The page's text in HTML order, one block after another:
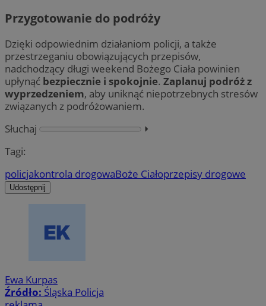
Przygotowanie do podróży
Dzięki odpowiednim działaniom policji, a także
przestrzeganiu obowiązujących przepisów,
nadchodzący długi weekend Bożego Ciała powinien
upłynąć bezpiecznie i spokojnie. Zaplanuj podróż z
wyprzedzeniem, aby uniknąć niepotrzebnych stresów
związanych z podróżowaniem.
Słuchaj
⏵︎
Tagi:
policjakontrola drogowaBoże Ciałoprzepisy drogowe
Udostępnij
Ewa Kurpas
Źródło: Śląska Policja